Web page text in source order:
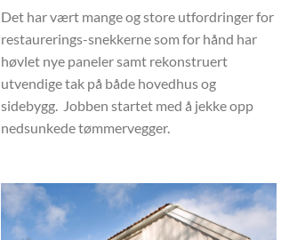
Det har vært mange og store utfordringer for
restaurerings-snekkerne som for hånd har
høvlet nye paneler samt rekonstruert
utvendige tak på både hovedhus og
sidebygg. Jobben startet med å jekke opp
nedsunkede tømmervegger.